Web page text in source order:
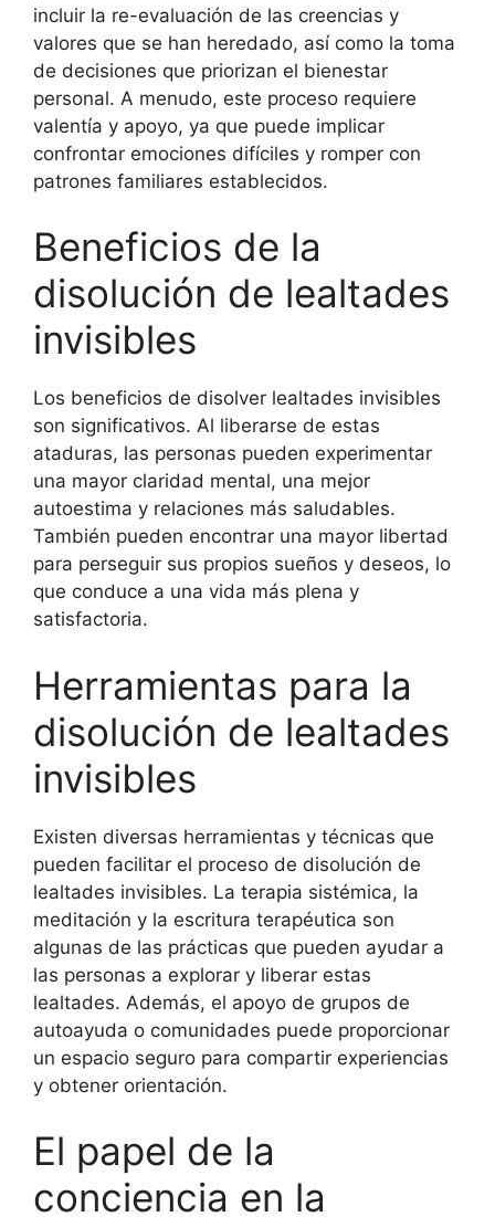
incluir la re-evaluación de las creencias y
valores que se han heredado, así como la toma
de decisiones que priorizan el bienestar
personal. A menudo, este proceso requiere
valentía y apoyo, ya que puede implicar
confrontar emociones difíciles y romper con
patrones familiares establecidos.
Beneficios de la
disolución de lealtades
invisibles
Los beneficios de disolver lealtades invisibles
son significativos. Al liberarse de estas
ataduras, las personas pueden experimentar
una mayor claridad mental, una mejor
autoestima y relaciones más saludables.
También pueden encontrar una mayor libertad
para perseguir sus propios sueños y deseos, lo
que conduce a una vida más plena y
satisfactoria.
Herramientas para la
disolución de lealtades
invisibles
Existen diversas herramientas y técnicas que
pueden facilitar el proceso de disolución de
lealtades invisibles. La terapia sistémica, la
meditación y la escritura terapéutica son
algunas de las prácticas que pueden ayudar a
las personas a explorar y liberar estas
lealtades. Además, el apoyo de grupos de
autoayuda o comunidades puede proporcionar
un espacio seguro para compartir experiencias
y obtener orientación.
El papel de la
conciencia en la